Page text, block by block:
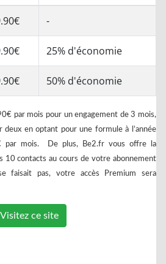
-
25% d'économie
50% d'économie
par mois pour un engagement de 3 mois,
en optant pour une formule à l’année
par mois. De plus, Be2.fr vous offre la
10 contacts au cours de votre abonnement
faisait pas, votre accès Premium sera
Visitez ce site